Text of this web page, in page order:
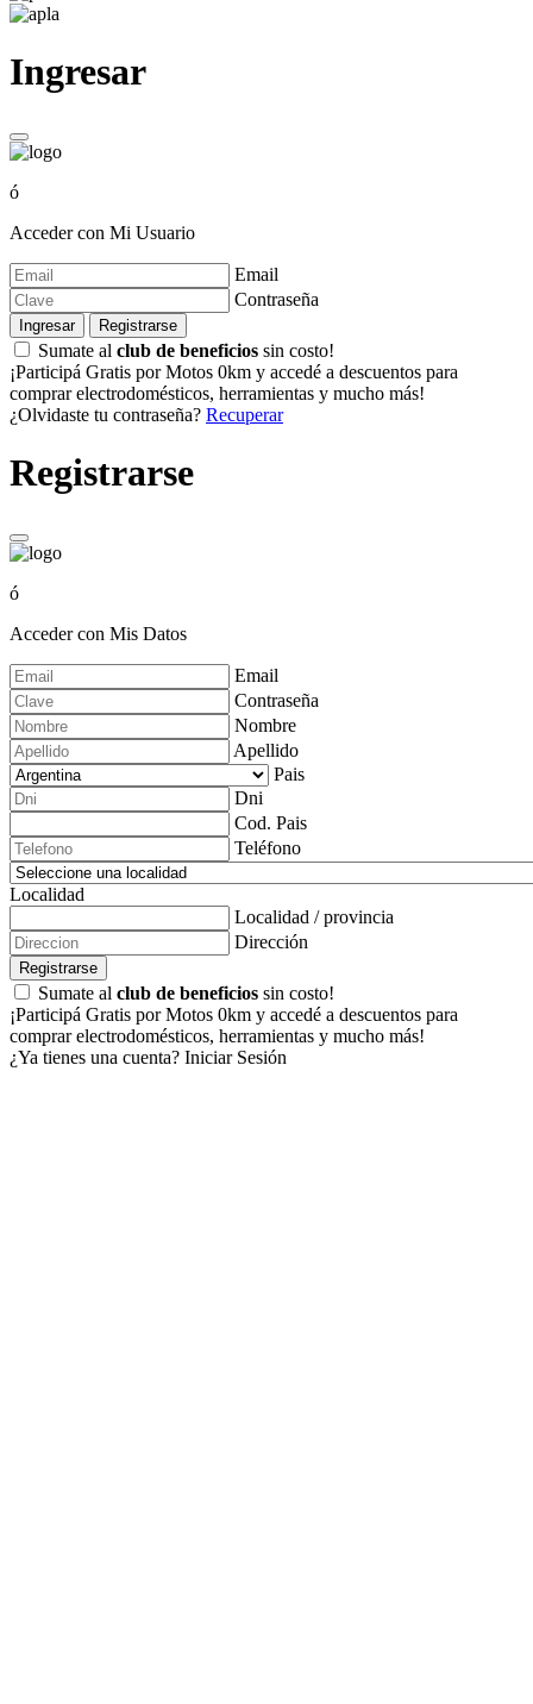
Ingresar
ó
Acceder con Mi Usuario
Email
Contraseña
Ingresar Registrarse
Sumate al club de beneficios sin costo!
¡Participá Gratis por Motos 0km y accedé a descuentos para
comprar electrodomésticos, herramientas y mucho más!
¿Olvidaste tu contraseña? Recuperar
Registrarse
ó
Acceder con Mis Datos
Email
Contraseña
Nombre
Apellido
Pais
Dni
Cod. Pais
Teléfono
Localidad
Localidad / provincia
Dirección
Registrarse
Sumate al club de beneficios sin costo!
¡Participá Gratis por Motos 0km y accedé a descuentos para
comprar electrodomésticos, herramientas y mucho más!
¿Ya tienes una cuenta? Iniciar Sesión